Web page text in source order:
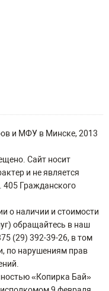
и МФУ в Минске, 2013
Сайт носит
и не является
405 Гражданского
о наличии и стоимости
обращайтесь в наш
(29) 392-39-26, в том
по нарушениям прав
«Копирка Бай»